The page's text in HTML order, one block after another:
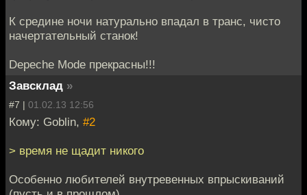
К средине ночи натурально впадал в транс, чисто
начертательный станок!
Depeche Mode прекрасны!!!
Завсклад »
#7 | 01.02.13 12:56
Кому: Goblin, #2
> время не щадит никого
Особенно любителей внутревенных впрыскиваний